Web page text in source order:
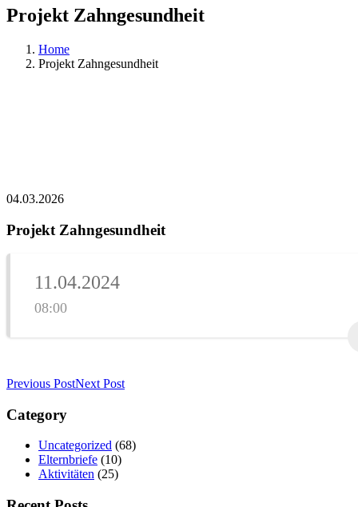
Projekt Zahngesundheit
Home
Projekt Zahngesundheit
04.03.2026
Projekt Zahngesundheit
11.04.2024
08:00
Previous PostNext Post
Category
Uncategorized (68)
Elternbriefe (10)
Aktivitäten (25)